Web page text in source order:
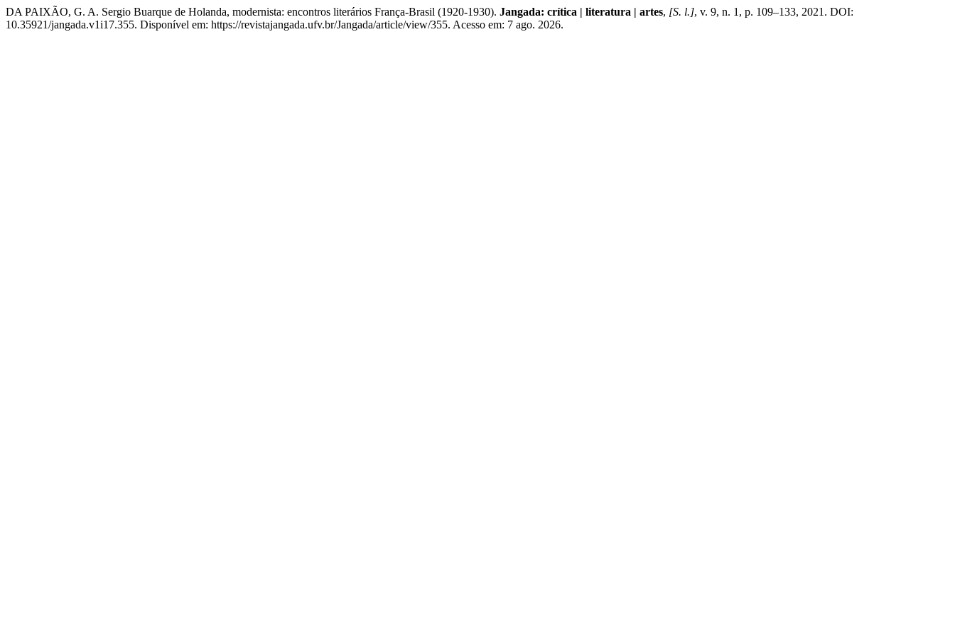
DA PAIXÃO, G. A. Sergio Buarque de Holanda, modernista: encontros literários França-Brasil (1920-1930). Jangada: crítica | literatura | artes, [S. l.], v. 9, n. 1, p. 109–133, 2021. DOI:
10.35921/jangada.v1i17.355. Disponível em: https://revistajangada.ufv.br/Jangada/article/view/355. Acesso em: 7 ago. 2026.